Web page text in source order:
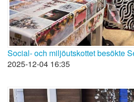
Social- och miljöutskottet besökte
2025-12-04 16:35